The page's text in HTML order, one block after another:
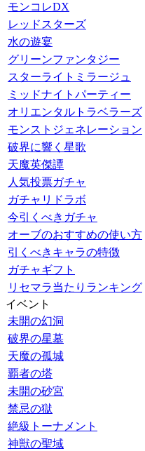
モンコレDX
レッドスターズ
水の遊宴
グリーンファンタジー
スターライトミラージュ
ミッドナイトパーティー
オリエンタルトラベラーズ
モンストジェネレーション
破界に響く星歌
天魔英傑譚
人気投票ガチャ
ガチャリドラボ
今引くべきガチャ
オーブのおすすめの使い方
引くべきキャラの特徴
ガチャギフト
リセマラ当たりランキング
イベント
未開の幻洞
破界の星墓
天魔の孤城
覇者の塔
未開の砂宮
禁忌の獄
絶級トーナメント
神獣の聖域